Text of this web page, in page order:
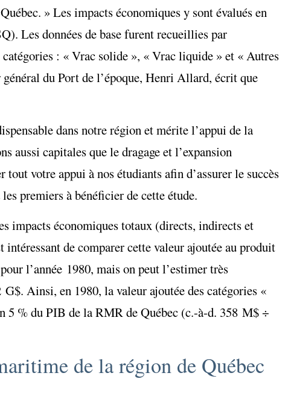
» Les impacts économiques y sont évalués en
Les données de base furent recueillies par
: « Vrac solide », « Vrac liquide » et « Autres
du Port de l’époque, Henri Allard, écrit que
dans notre région et mérite l’appui de la
aussi capitales que le dragage et l’expansion
votre appui à nos étudiants afin d’assurer le succès
premiers à bénéficier de cette étude.
impacts économiques totaux (directs, indirects et
de comparer cette valeur ajoutée au produit
l’année 1980, mais on peut l’estimer très
Ainsi, en 1980, la valeur ajoutée des catégories «
% du PIB de la RMR de Québec (c.-à-d. 358 M$ ÷
de la région de Québec